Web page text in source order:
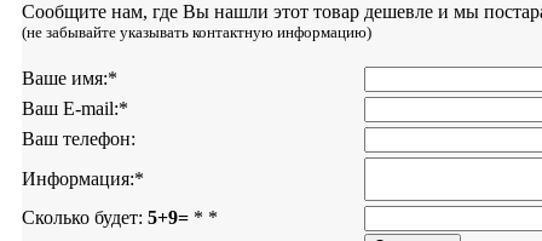
Сообщите нам, где Вы нашли этот товар дешевле и мы
(не забывайте указывать контактную информацию)
Ваше имя:*
Ваш E-mail:*
Ваш телефон:
Информация:*
Сколько будет: 5+9= * *